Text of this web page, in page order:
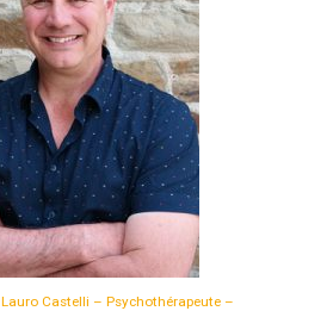
Lauro Castelli – Psychothérapeute –